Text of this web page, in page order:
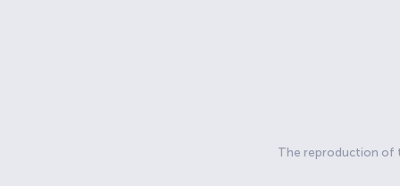
The reproduction of